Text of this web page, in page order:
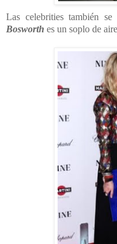
Las celebrities también
Bosworth es un soplo de